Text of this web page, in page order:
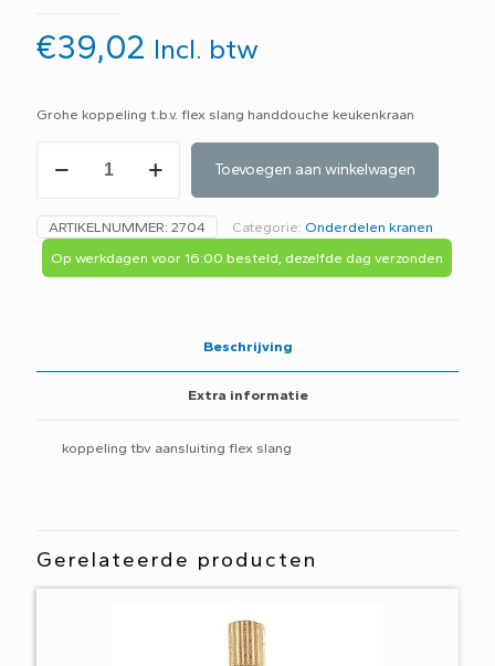
€39,02 Incl. btw
Grohe koppeling t.b.v. flex slang handdouche keukenkraan
koppeling
tbv
flex
slang
keukenkraan
Toevoegen aan winkelwagen
ARTIKELNUMMER: 2704 Categorie: Onderdelen kranen
Op werkdagen voor 16:00 besteld, dezelfde dag verzonden
Beschrijving
Extra informatie
koppeling tbv aansluiting flex slang
Gerelateerde producten